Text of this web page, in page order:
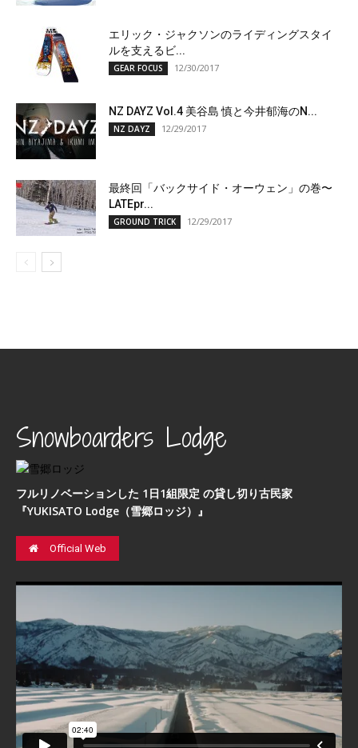
エリック・ジャクソンのライディングスタイ
ルを支えるビ...
GEAR FOCUS 12/30/2017
NZ DAYZ Vol.4 美谷島 慎と今井郁海のN...
NZ DAYZ 12/29/2017
最終回「バックサイド・オーウェン」の巻〜
LATEpr...
GROUND TRICK 12/29/2017
Snowboarders Lodge
フルリノベーションした 1日1組限定 の貸し切り古民家
『YUKISATO Lodge（雪郷ロッジ）』
Official Web